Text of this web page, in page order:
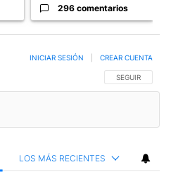
296 comentarios
SIGA ESTA
SEGUIR
INICIAR SESIÓN CREAR CUENTA
LOS MÁS RECIENTES